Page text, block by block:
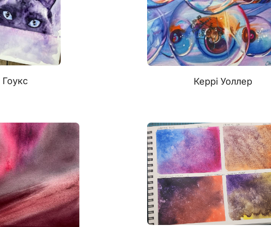
Гоукс Керрі Уоллер